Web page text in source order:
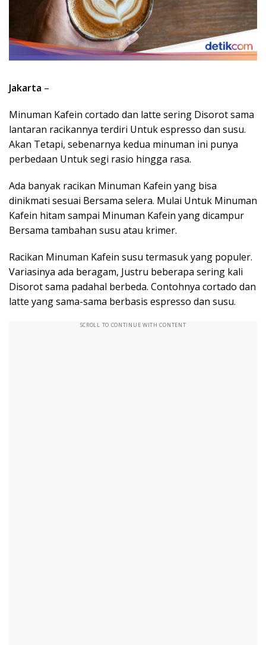
Jakarta –
Minuman Kafein cortado dan latte sering Disorot sama
lantaran racikannya terdiri Untuk espresso dan susu.
Akan Tetapi, sebenarnya kedua minuman ini punya
perbedaan Untuk segi rasio hingga rasa.
Ada banyak racikan Minuman Kafein yang bisa
dinikmati sesuai Bersama selera. Mulai Untuk Minuman
Kafein hitam sampai Minuman Kafein yang dicampur
Bersama tambahan susu atau krimer.
Racikan Minuman Kafein susu termasuk yang populer.
Variasinya ada beragam, Justru beberapa sering kali
Disorot sama padahal berbeda. Contohnya cortado dan
latte yang sama-sama berbasis espresso dan susu.
SCROLL TO CONTINUE WITH CONTENT